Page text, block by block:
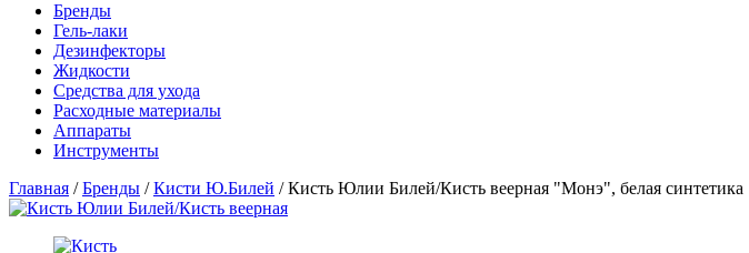
Бренды
Гель-лаки
Дезинфекторы
Жидкости
Средства для ухода
Расходные материалы
Аппараты
Инструменты
Главная /Бренды /Кисти Ю.Билей /Кисть Юлии Билей/Кисть веерная "Монэ", белая синтетика